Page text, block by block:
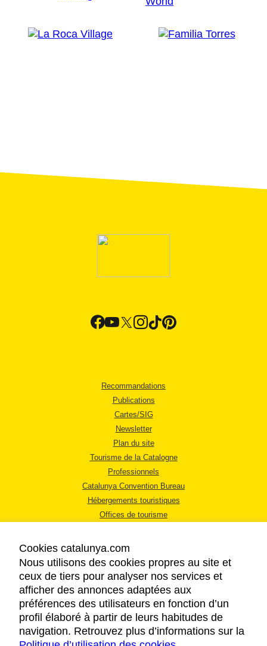
Recommandations
Publications
Cartes/SIG
Newsletter
Plan du site
Tourisme de la Catalogne
Professionnels
Catalunya Convention Bureau
Hébergements touristiques
Offices de tourisme
MENTIONS LÉGALES
RÈGLES DE CONFIDENTIALITÉ
COOKIES
ACCESSIBILITÉ
Cookies catalunya.com
Nous utilisons des cookies propres au site et
ceux de tiers pour analyser nos services et
afficher des annonces adaptées aux
préférences des utilisateurs en fonction d’un
profil élaboré à partir de leurs habitudes de
navigation. Retrouvez plus d’informations sur la